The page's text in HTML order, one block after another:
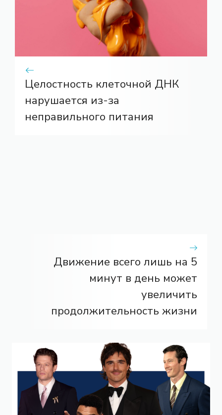
Целостность клеточной ДНК
нарушается из-за
неправильного питания
Движение всего лишь на 5
минут в день может
увеличить
продолжительность жизни